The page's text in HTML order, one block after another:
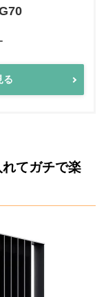
る
てガチで楽